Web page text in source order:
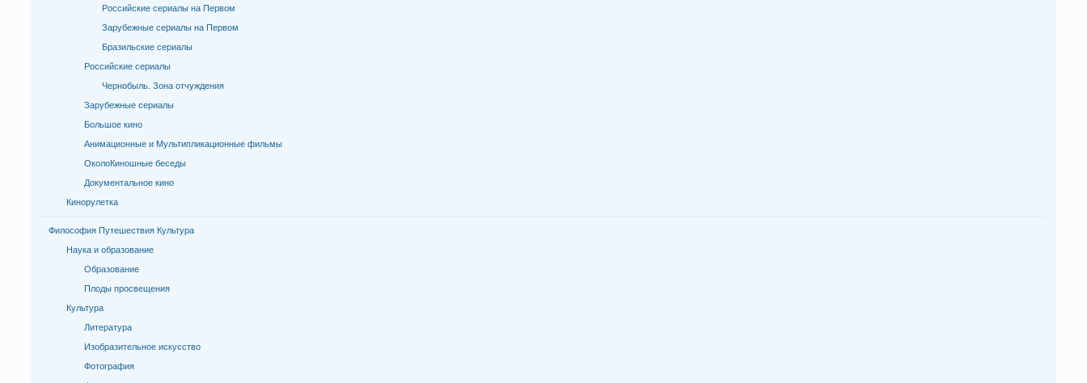
Российские сериалы на Первом
Зарубежные сериалы на Первом
Бразильские сериалы
Российские сериалы
Чернобыль. Зона отчуждения
Зарубежные сериалы
Большое кино
Анимационные и Мультипликационные фильмы
ОколоКиношные беседы
Документальное кино
Кинорулетка
Философия Путешествия Культура
Наука и образование
Образование
Плоды просвещения
Культура
Литература
Изобразительное искусство
Фотография